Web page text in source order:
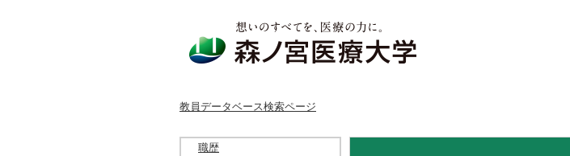
教員データベース検索ページ
職歴